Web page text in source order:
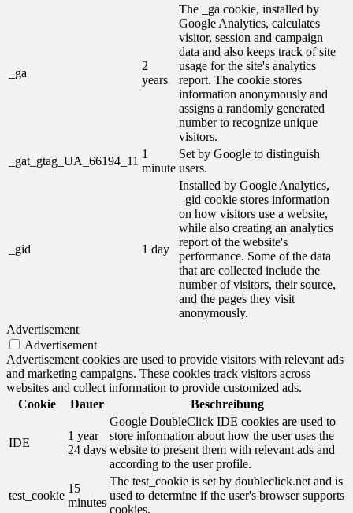
_ga
2
years
The _ga cookie, installed by
Google Analytics, calculates
visitor, session and campaign
data and also keeps track of site
usage for the site's analytics
report. The cookie stores
information anonymously and
assigns a randomly generated
number to recognize unique
visitors.
_gat_gtag_UA_66194_11
1
minute
Set by Google to distinguish
users.
_gid 1 day
Installed by Google Analytics,
_gid cookie stores information
on how visitors use a website,
while also creating an analytics
report of the website's
performance. Some of the data
that are collected include the
number of visitors, their source,
and the pages they visit
anonymously.
Advertisement
Advertisement
Advertisement cookies are used to provide visitors with relevant ads
and marketing campaigns. These cookies track visitors across
websites and collect information to provide customized ads.
Cookie
Dauer Beschreibung
IDE
1 year
24 days
Google DoubleClick IDE cookies are used to
store information about how the user uses the
website to present them with relevant ads and
according to the user profile.
test_cookie
15
minutes
The test_cookie is set by doubleclick.net and is
used to determine if the user's browser supports
cookies.